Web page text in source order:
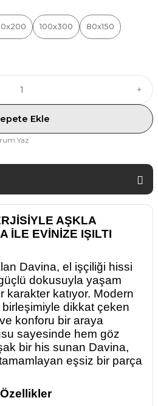
100x300 80x150
Ekle
Yaz
AŞKLA
İLE EVİNİZE IŞILTI
Davina, el işçiliği hissi
dokusuyla yaşam
karakter katıyor. Modern
dikkat çeken
konforu bir araya
sayesinde hem göz
bir his sunan Davina,
eşsiz bir parça